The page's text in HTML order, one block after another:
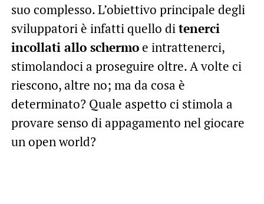
suo complesso. L’obiettivo principale degli
sviluppatori è infatti quello ditenerci
incollati allo schermoe intrattenerci,
stimolandoci a proseguire oltre. A volte ci
riescono, altre no; ma da cosa è
determinato? Quale aspetto ci stimola a
provare senso di appagamento nel giocare
un open world?